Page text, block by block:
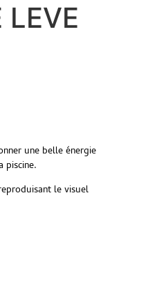
LEVE
une belle énergie
piscine.
le visuel